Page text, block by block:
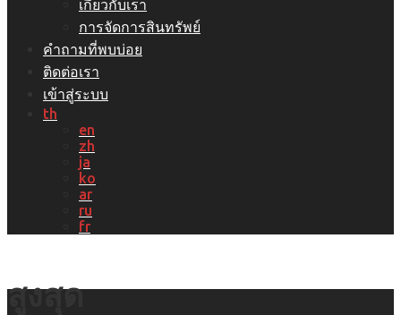
เกี่ยวกับเรา
การจัดการสินทรัพย์
คำถามที่พบบ่อย
ติดต่อเรา
เข้าสู่ระบบ
th
en
zh
ja
ko
ar
ru
fr
สูงสุด